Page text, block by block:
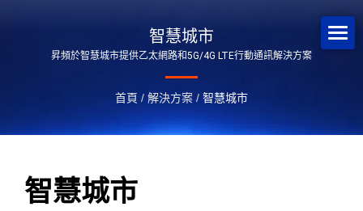
智慧城市
昇頻於智慧城市提供乙太網路和5G/4G LTE行動通訊解決方案
首頁 / 解決方案 / 智慧城市
智慧城市